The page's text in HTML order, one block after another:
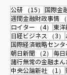
公研 （15） 15件の
国際金
週間金融財政事情
ロイター
（4） 4件
東洋
日経ビジネス
（3）
国際経済戦略センタ
朝日新聞
（2） 2件
毎日
諸行無常の金融まん
中央公論新社
（1）